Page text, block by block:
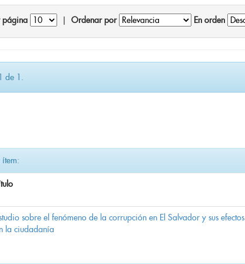
página Ordenar por En orden
de 1.
ítem:
sobre el fenómeno de la corrupción en El Salvador y sus efectos
la ciudadanía